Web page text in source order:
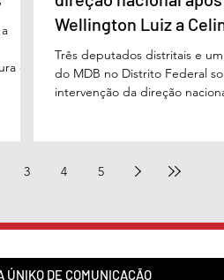
e
O
Wellington Luiz a
Três deputados distritais e
do MDB no Distrito Federal
intervenção da direção
regional da sigla, Wellington
governador Ibaneis Rocha.
3 4 5
ÚNIKO DE COMUNICAÇÃO